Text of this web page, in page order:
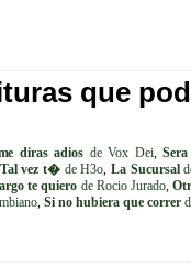
que
diras adios de Vox Dei,
Tal vez t� de H3o,La Sucursal
te quiero de Rocio Jurado,
, Si no hubiera que correr